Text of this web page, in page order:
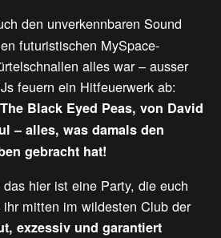
den unverkennbaren Sound
futuristischen MySpace-
alles war – ausser
feuern ein Hitfeuerwerk ab:
Black Eyed Peas, von David
– alles, was damals den
gebracht hat!
hier ist eine Party, die euch
mitten im wildesten Club der
exzessiv und garantiert